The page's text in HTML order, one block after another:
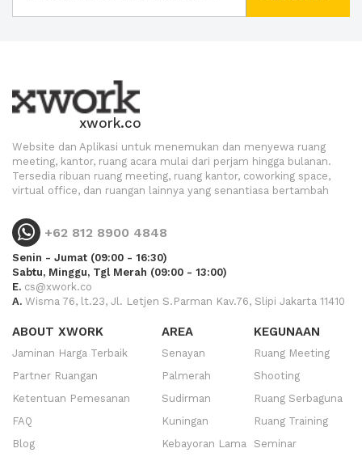
xwork.co
Website dan Aplikasi untuk menemukan dan menyewa ruang
meeting, kantor, ruang acara mulai dari perjam hingga bulanan.
Tersedia ribuan ruang meeting, ruang kantor, coworking space,
virtual office, dan ruangan lainnya yang senantiasa bertambah
+62 812 8900 4848
Senin - Jumat (09:00 - 16:30)
Sabtu, Minggu, Tgl Merah (09:00 - 13:00)
E. cs@xwork.co
A. Wisma 76, lt.23, Jl. Letjen S.Parman Kav.76, Slipi Jakarta 11410
ABOUT XWORK
Jaminan Harga Terbaik
Partner Ruangan
Ketentuan Pemesanan
FAQ
Blog
AREA
Senayan
Palmerah
Sudirman
Kuningan
Kebayoran Lama
KEGUNAAN
Ruang Meeting
Shooting
Ruang Serbaguna
Ruang Training
Seminar